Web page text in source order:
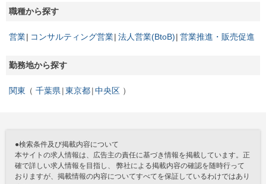
職種から探す
営業 コンサルティング営業 法人営業(BtoB) 営業推進・販売促進
勤務地から探す
関東 千葉県 東京都 中央区
●検索条件及び掲載内容について
本サイトの求人情報は、広告主の責任に基づき情報を掲載しています。正
確で詳しい求人情報を目指し、 弊社による掲載内容の確認を随時行って
おりますが、掲載情報の内容についてすべてを保証しているわけではあり